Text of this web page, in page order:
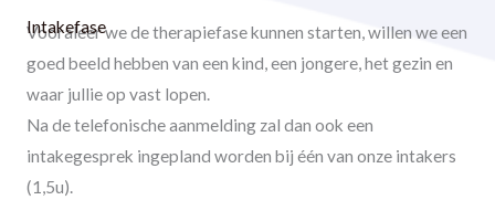
Intakefase
Vooraleer we de therapiefase kunnen starten, willen we een
goed beeld hebben van een kind, een jongere, het gezin en
waar jullie op vast lopen.
Na de telefonische aanmelding zal dan ook een
intakegesprek ingepland worden bij één van onze intakers
(1,5u).